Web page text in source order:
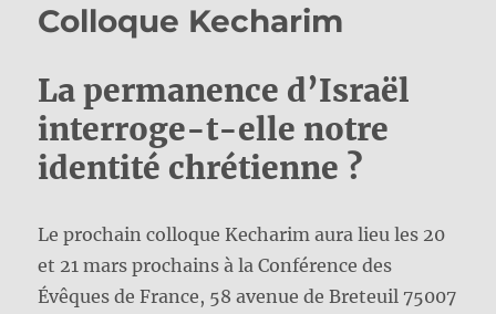
Colloque Kecharim
La permanence d’Israël
interroge-t-elle notre
identité chrétienne ?
Le prochain colloque Kecharim aura lieu les 20
et 21 mars prochains à la Conférence des
Évêques de France, 58 avenue de Breteuil 75007